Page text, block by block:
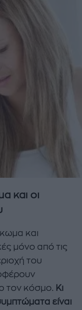
και οι
και
μόνο από τις
του
τον κόσμο. Κι
είναι